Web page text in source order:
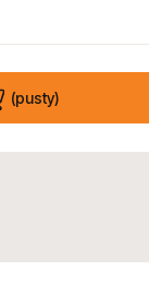
(pusty)